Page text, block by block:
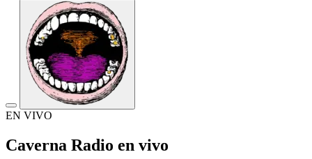
EN VIVO
Caverna Radio en vivo